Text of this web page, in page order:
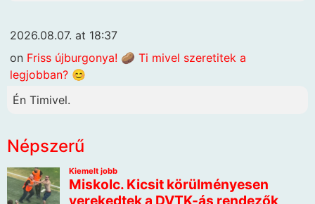
2026.08.07. at 18:37
on Friss újburgonya! 🥔 Ti mivel szeretitek a
legjobban? 😊
Én Timivel.
Népszerű